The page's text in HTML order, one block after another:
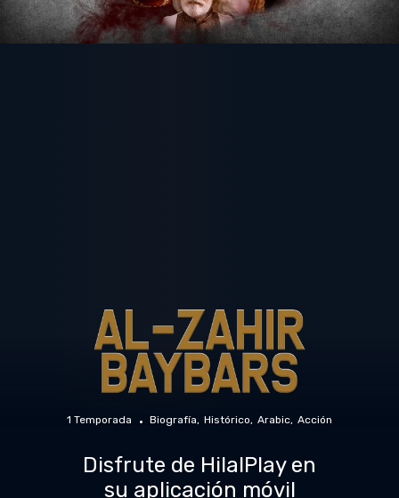
1 Temporada Biografía Histórico Arabic Acción
Disfrute de HilalPlay en
su aplicación móvil